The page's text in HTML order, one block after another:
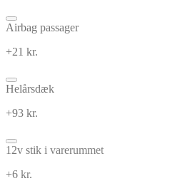
Airbag passager
+21 kr.
Helårsdæk
+93 kr.
12v stik i varerummet
+6 kr.